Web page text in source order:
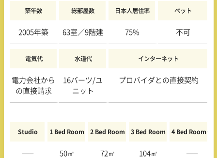
築年数 総部屋数 日本人居住率 ペット
2005年築 63室／9階建 75% 不可
電気代 水道代 インターネット
電力会社から
の直接請求
16バーツ/ユ
ニット
プロバイダとの直接契約
Studio 1 Bed Room 2 Bed Room 3 Bed Room 4 Bed Room〜
—– 50㎡ 72㎡ 104㎡ —–